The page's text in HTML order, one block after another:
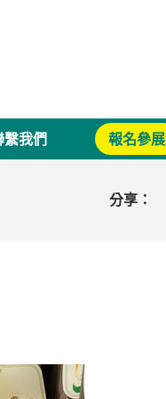
繫我們 報名參展
分享：